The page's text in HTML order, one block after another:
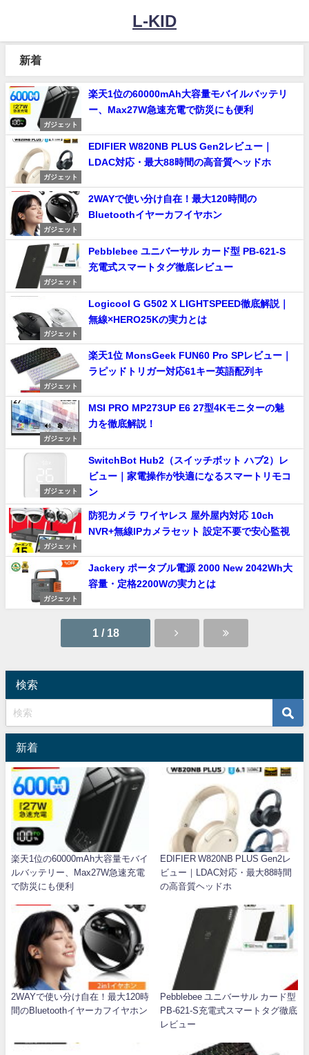
L-KID
新着
ガジェット
楽天1位の60000mAh大容量モバイルバッテリ
ー、Max27W急速充電で防災にも便利
ガジェット
EDIFIER W820NB PLUS Gen2レビュー｜
LDAC対応・最大88時間の高音質ヘッドホ
ガジェット
2WAYで使い分け自在！最大120時間の
Bluetoothイヤーカフイヤホン
ガジェット
Pebblebee ユニバーサル カード型 PB-621-S
充電式スマートタグ徹底レビュー
ガジェット
Logicool G G502 X LIGHTSPEED徹底解説｜
無線×HERO25Kの実力とは
ガジェット
楽天1位 MonsGeek FUN60 Pro SPレビュー｜
ラピッドトリガー対応61キー英語配列キ
ガジェット
MSI PRO MP273UP E6 27型4Kモニターの魅
力を徹底解説！
ガジェット
SwitchBot Hub2（スイッチボット ハブ2）レ
ビュー｜家電操作が快適になるスマートリモコ
ン
ガジェット
防犯カメラ ワイヤレス 屋外屋内対応 10ch
NVR+無線IPカメラセット 設定不要で安心監視
ガジェット
Jackery ポータブル電源 2000 New 2042Wh大
容量・定格2200Wの実力とは
1 / 18
検索
新着
楽天1位の60000mAh大容量モバイ
ルバッテリー、Max27W急速充電
で防災にも便利
EDIFIER W820NB PLUS Gen2レ
ビュー｜LDAC対応・最大88時間
の高音質ヘッドホ
2WAYで使い分け自在！最大120時
間のBluetoothイヤーカフイヤホン
Pebblebee ユニバーサル カード型
PB-621-S充電式スマートタグ徹底
レビュー